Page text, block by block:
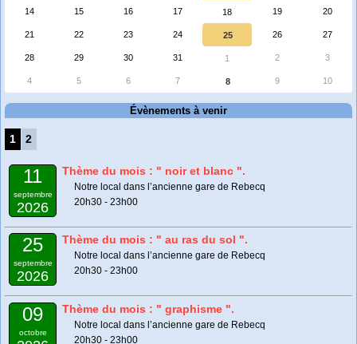
14 15 16 17 18 19 20
21 22 23 24 25 26 27
28 29 30 31 1 2 3
4 5 6 7 8 9 10
Évènements à venir
1 2
11
septembre
2026
Thème du mois : " noir et blanc ".
Notre local dans l’ancienne gare de Rebecq
20h30 - 23h00
25
septembre
2026
Thème du mois : " au ras du sol ".
Notre local dans l’ancienne gare de Rebecq
20h30 - 23h00
09
octobre
Thème du mois : " graphisme ".
Notre local dans l’ancienne gare de Rebecq
20h30 - 23h00